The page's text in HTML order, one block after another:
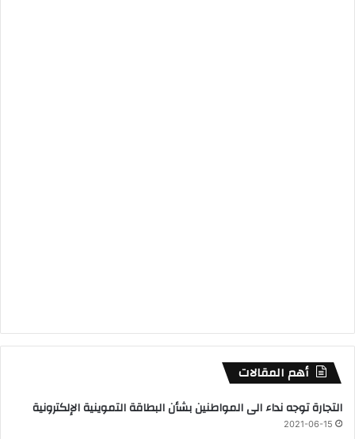
أهم المقالات
التجارة توجه نداء الى المواطنين بشأن البطاقة التموينية الإلكترونية
2021-06-15